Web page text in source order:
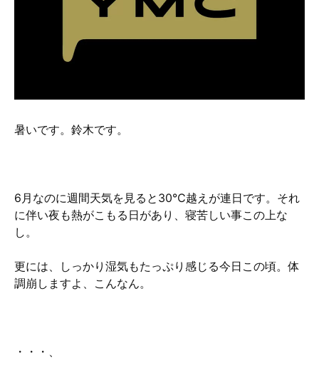
暑いです。鈴木です。
6月なのに週間天気を見ると30℃越えが連日です。それ
に伴い夜も熱がこもる日があり、寝苦しい事この上な
し。
更には、しっかり湿気もたっぷり感じる今日この頃。体
調崩しますよ、こんなん。
・・・、